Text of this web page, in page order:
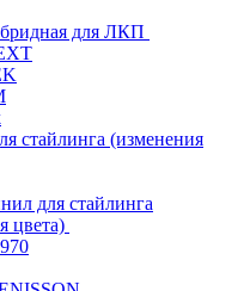
для ЛКП
стайлинга (изменения
для стайлинга
цвета)